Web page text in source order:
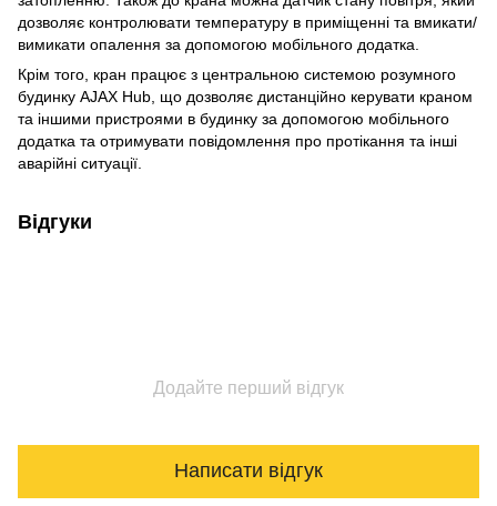
дозволяє контролювати температуру в приміщенні та вмикати/
вимикати опалення за допомогою мобільного додатка.
Крім того, кран працює з центральною системою розумного
будинку AJAX Hub, що дозволяє дистанційно керувати краном
та іншими пристроями в будинку за допомогою мобільного
додатка та отримувати повідомлення про протікання та інші
аварійні ситуації.
Відгуки
Додайте перший відгук
Написати відгук